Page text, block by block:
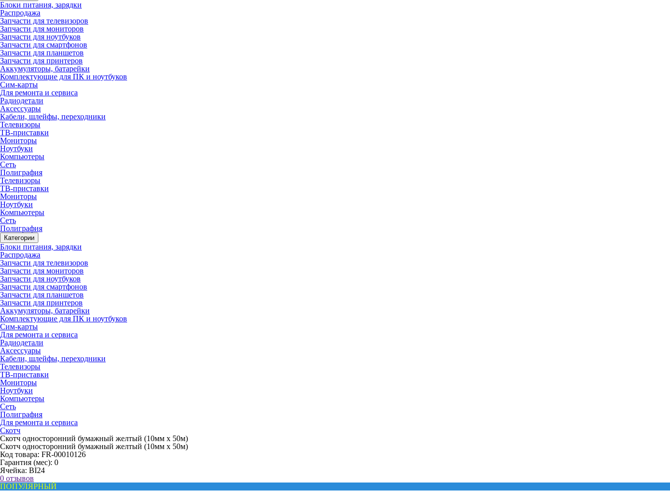
Блоки питания, зарядки
Распродажа
Запчасти для телевизоров
Запчасти для мониторов
Запчасти для ноутбуков
Запчасти для смартфонов
Запчасти для планшетов
Запчасти для принтеров
Аккумуляторы, батарейки
Комплектующие для ПК и ноутбуков
Сим-карты
Для ремонта и сервиса
Радиодетали
Аксессуары
Кабели, шлейфы, переходники
Телевизоры
ТВ-приставки
Мониторы
Ноутбуки
Компьютеры
Сеть
Полиграфия
Телевизоры
ТВ-приставки
Мониторы
Ноутбуки
Компьютеры
Сеть
Полиграфия
Категории
Блоки питания, зарядки
Распродажа
Запчасти для телевизоров
Запчасти для мониторов
Запчасти для ноутбуков
Запчасти для смартфонов
Запчасти для планшетов
Запчасти для принтеров
Аккумуляторы, батарейки
Комплектующие для ПК и ноутбуков
Сим-карты
Для ремонта и сервиса
Радиодетали
Аксессуары
Кабели, шлейфы, переходники
Телевизоры
ТВ-приставки
Мониторы
Ноутбуки
Компьютеры
Сеть
Полиграфия
Для ремонта и сервиса
Скотч
Скотч односторонний бумажный желтый (10мм х 50м)
Скотч односторонний бумажный желтый (10мм х 50м)
Код товара: FR-00010126
Гарантия (мес): 0
Ячейка: BI24
0 отзывов
ПОПУЛЯРНЫЙ